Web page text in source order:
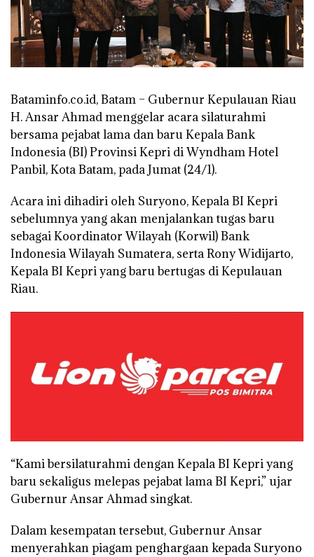
Bataminfo.co.id, Batam – Gubernur Kepulauan Riau
H. Ansar Ahmad menggelar acara silaturahmi
bersama pejabat lama dan baru Kepala Bank
Indonesia (BI) Provinsi Kepri di Wyndham Hotel
Panbil, Kota Batam, pada Jumat (24/1).
Acara ini dihadiri oleh Suryono, Kepala BI Kepri
sebelumnya yang akan menjalankan tugas baru
sebagai Koordinator Wilayah (Korwil) Bank
Indonesia Wilayah Sumatera, serta Rony Widijarto,
Kepala BI Kepri yang baru bertugas di Kepulauan
Riau.
“Kami bersilaturahmi dengan Kepala BI Kepri yang
baru sekaligus melepas pejabat lama BI Kepri,” ujar
Gubernur Ansar Ahmad singkat.
Dalam kesempatan tersebut, Gubernur Ansar
menyerahkan piagam penghargaan kepada Suryono